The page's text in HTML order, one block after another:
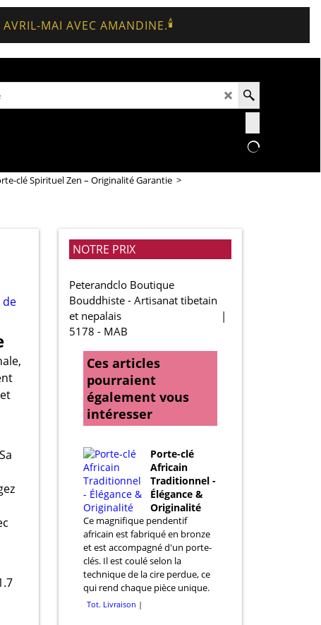
MAI AVEC AMANDINE.🕯️
clé Spirituel Zen – Originalité Garantie >
NOTRE PRIX
Peterandclo Boutique
Bouddhiste - Artisanat tibetain
et nepalais
5178 - MAB
Ces articles
pourraient
également vous
intéresser
Porte-clé
Africain
Traditionnel -
Élégance &
Originalité
Ce magnifique pendentif
africain est fabriqué en bronze
et est accompagné d'un porte-
clés. Il est coulé selon la
technique de la cire perdue, ce
qui rend chaque pièce unique.
Tot. Livraison